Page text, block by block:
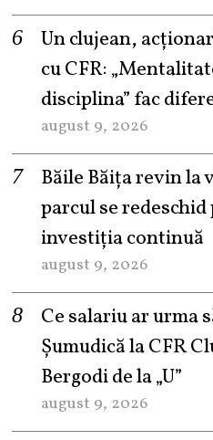
Un clujean,
cu CFR:
disciplina” fac
august 9, 2026
Băile Băița revin la
parcul se redeschid
investiția continuă
august 9, 2026
Ce salariu ar urma
Șumudică la CFR
Bergodi de la „U”
august 9, 2026